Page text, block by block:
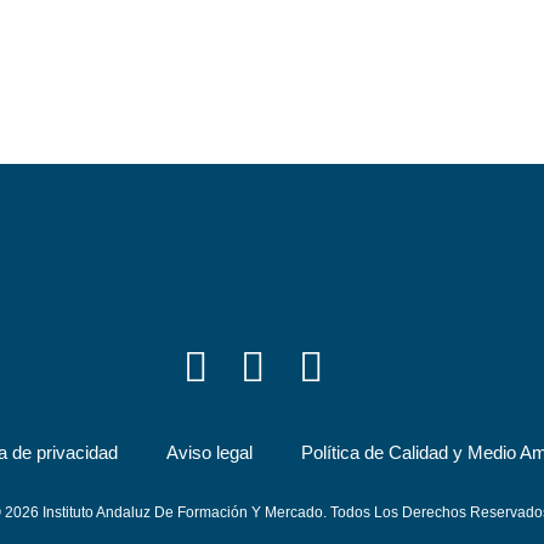
de privacidad Aviso legal Política de Calidad y Medio
2026 Instituto Andaluz De Formación Y Mercado. Todos Los Derechos